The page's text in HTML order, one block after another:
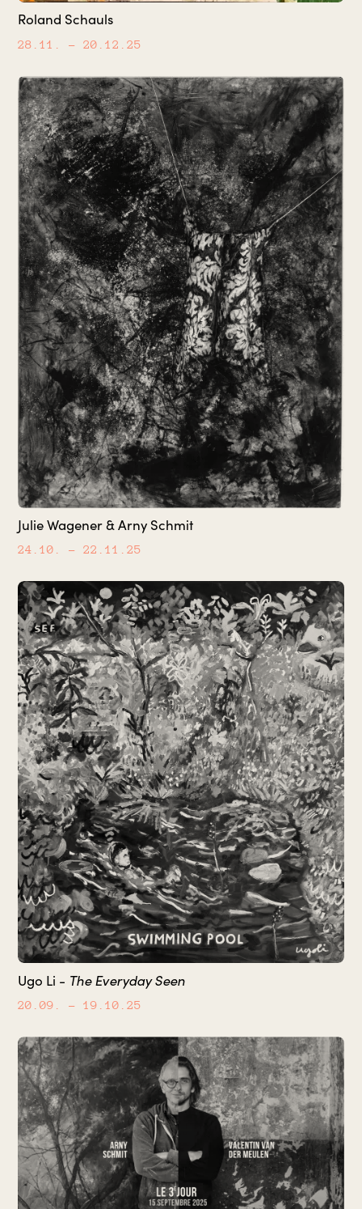
Roland Schauls
28.11. – 20.12.25
Julie Wagener & Arny Schmit
24.10. – 22.11.25
Ugo Li - The Everyday Seen
20.09. – 19.10.25